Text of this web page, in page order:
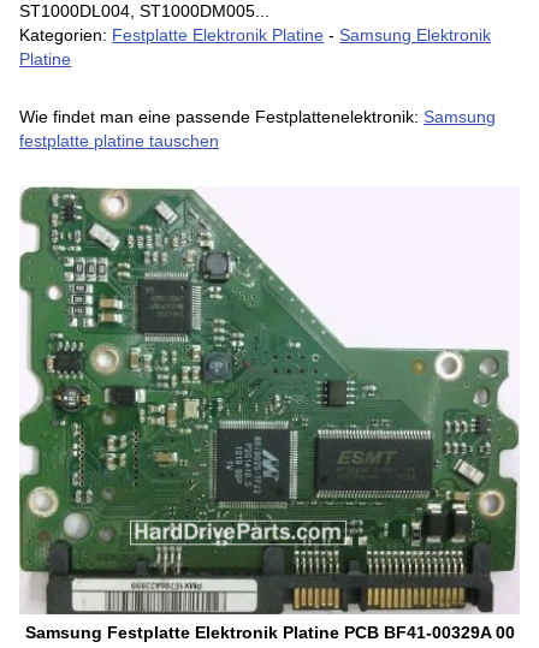
ST1000DL004, ST1000DM005...
Kategorien: Festplatte Elektronik Platine -Samsung Elektronik
Platine
Wie findet man eine passende Festplattenelektronik:Samsung
festplatte platine tauschen
Samsung Festplatte Elektronik Platine PCB BF41-00329A 00